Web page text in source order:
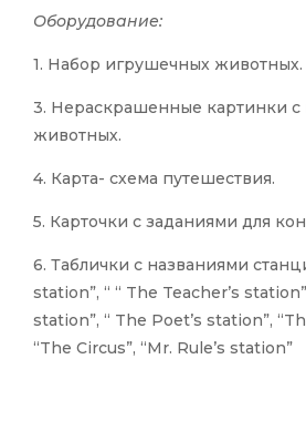
Оборудование:
1. Набор игрушечных животных.
3. Нераскрашенные картинки
животных.
4. Карта- схема путешествия.
5. Карточки с заданиями для
6. Таблички с названиями
station”, “ “ The Teacher’s
station”, “ The Poet’s station”,
“The Circus”, “Mr. Rule’s station”